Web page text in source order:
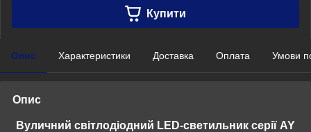
Купити
Опис Характеристики Доставка Оплата Умови
Опис
Вуличний світлодіодний LED-светильник серії AY